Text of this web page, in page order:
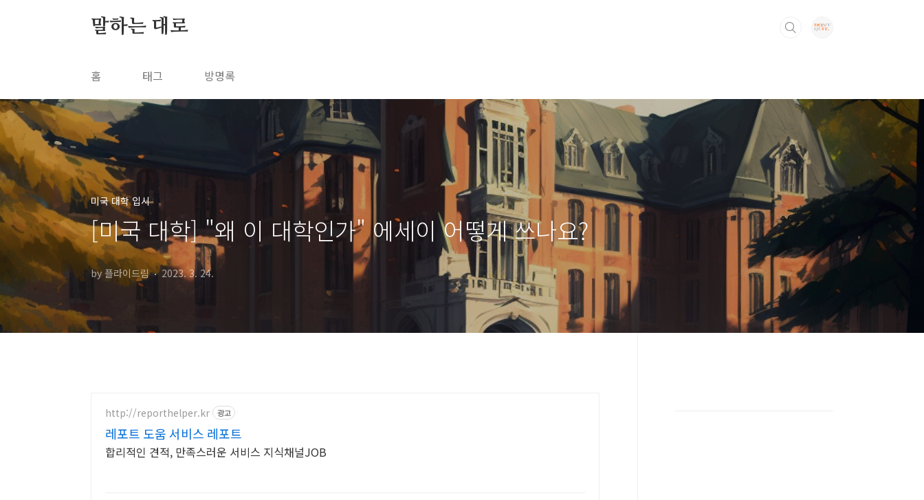
말하는 대로
홈 태그 방명록
미국 대학 입시
[미국 대학] "왜 이 대학인가" 에세이 어떻게 쓰나요?
by 플라이드림 2023. 3. 24.
http://reporthelper.kr 광고
레포트 도움 서비스 레포트
합리적인 견적, 만족스러운 서비스 지식채널JOB